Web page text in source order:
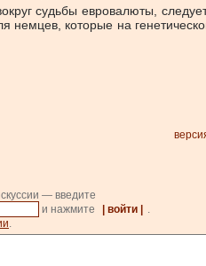
судьбы евровалюты,
немцев, которые на
— введите
и нажмите | войти |
.
.